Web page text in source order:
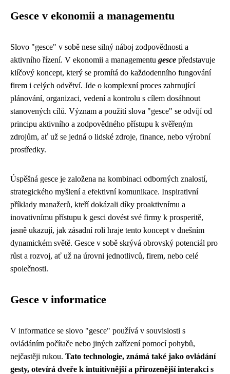
Gesce v ekonomii a managementu
Slovo "gesce" v sobě nese silný náboj zodpovědnosti a
aktivního řízení. V ekonomii a managementu gesce představuje
klíčový koncept, který se promítá do každodenního fungování
firem i celých odvětví. Jde o komplexní proces zahrnující
plánování, organizaci, vedení a kontrolu s cílem dosáhnout
stanovených cílů. Význam a použití slova "gesce" se odvíjí od
principu aktivního a zodpovědného přístupu k svěřeným
zdrojům, ať už se jedná o lidské zdroje, finance, nebo výrobní
prostředky.
Úspěšná gesce je založena na kombinaci odborných znalostí,
strategického myšlení a efektivní komunikace. Inspirativní
příklady manažerů, kteří dokázali díky proaktivnímu a
inovativnímu přístupu k gesci dovést své firmy k prosperitě,
jasně ukazují, jak zásadní roli hraje tento koncept v dnešním
dynamickém světě. Gesce v sobě skrývá obrovský potenciál pro
růst a rozvoj, ať už na úrovni jednotlivců, firem, nebo celé
společnosti.
Gesce v informatice
V informatice se slovo "gesce" používá v souvislosti s
ovládáním počítače nebo jiných zařízení pomocí pohybů,
nejčastěji rukou. Tato technologie, známá také jako ovládání
gesty, otevírá dveře k intuitivnější a přirozenější interakci s